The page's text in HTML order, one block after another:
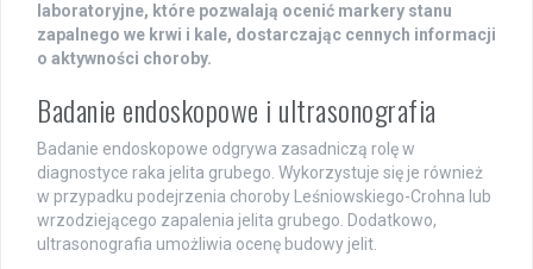
laboratoryjne, które pozwalają ocenić markery stanu
zapalnego we krwi i kale, dostarczając cennych informacji
o aktywności choroby.
Badanie endoskopowe i ultrasonografia
Badanie endoskopowe odgrywa zasadniczą rolę w
diagnostyce raka jelita grubego. Wykorzystuje się je również
w przypadku podejrzenia choroby Leśniowskiego-Crohna lub
wrzodziejącego zapalenia jelita grubego. Dodatkowo,
ultrasonografia umożliwia ocenę budowy jelit.